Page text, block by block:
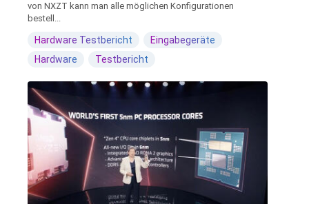
von NXZT kann man alle möglichen Konfigurationen
bestell...
Hardware Testbericht
Eingabegeräte
Hardware
Testbericht